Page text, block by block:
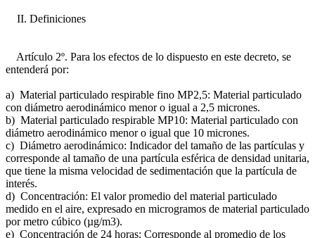
II. Definiciones
Artículo 2º. Para los efectos de lo dispuesto en este decreto, se
entenderá por:
a) Material particulado respirable fino MP2,5: Material particulado
con diámetro aerodinámico menor o igual a 2,5 micrones.
b) Material particulado respirable MP10: Material particulado con
diámetro aerodinámico menor o igual que 10 micrones.
c) Diámetro aerodinámico: Indicador del tamaño de las partículas y
corresponde al tamaño de una partícula esférica de densidad unitaria,
que tiene la misma velocidad de sedimentación que la partícula de
interés.
d) Concentración: El valor promedio del material particulado
medido en el aire, expresado en microgramos de material particulado
por metro cúbico (µg/m3).
e) Concentración de 24 horas: Corresponde al promedio de los